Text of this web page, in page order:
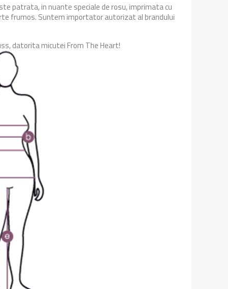
patrata, in nuante speciale de rosu, imprimata cu
frumos. Suntem importator autorizat al brandului
datorita micutei From The Heart!